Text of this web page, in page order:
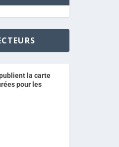
la carte
pour les